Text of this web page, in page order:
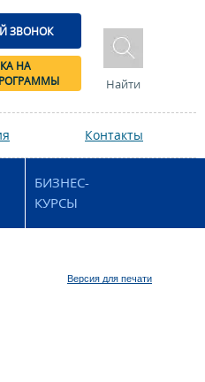
ЗВОНОК
НА
Найти
Контакты
БИЗНЕС-
КУРСЫ
Версия для печати